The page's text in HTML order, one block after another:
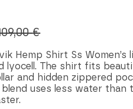
€
Hemp Shirt Ss
lyocell. The shirt fits
and hidden zippered
uses less water